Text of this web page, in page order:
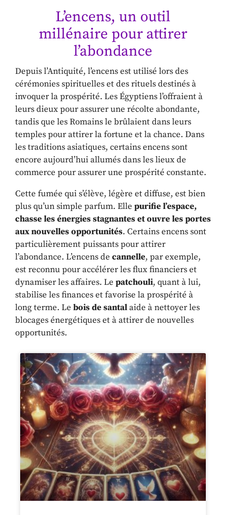
L’encens, un outil
millénaire pour attirer
l’abondance
Depuis l’Antiquité, l’encens est utilisé lors des
cérémonies spirituelles et des rituels destinés à
invoquer la prospérité. Les Égyptiens l’offraient à
leurs dieux pour assurer une récolte abondante,
tandis que les Romains le brûlaient dans leurs
temples pour attirer la fortune et la chance. Dans
les traditions asiatiques, certains encens sont
encore aujourd’hui allumés dans les lieux de
commerce pour assurer une prospérité constante.
Cette fumée qui s’élève, légère et diffuse, est bien
plus qu’un simple parfum. Elle purifie l’espace,
chasse les énergies stagnantes et ouvre les portes
aux nouvelles opportunités. Certains encens sont
particulièrement puissants pour attirer
l’abondance. L’encens de cannelle, par exemple,
est reconnu pour accélérer les flux financiers et
dynamiser les affaires. Le patchouli, quant à lui,
stabilise les finances et favorise la prospérité à
long terme. Le bois de santalaide à nettoyer les
blocages énergétiques et à attirer de nouvelles
opportunités.